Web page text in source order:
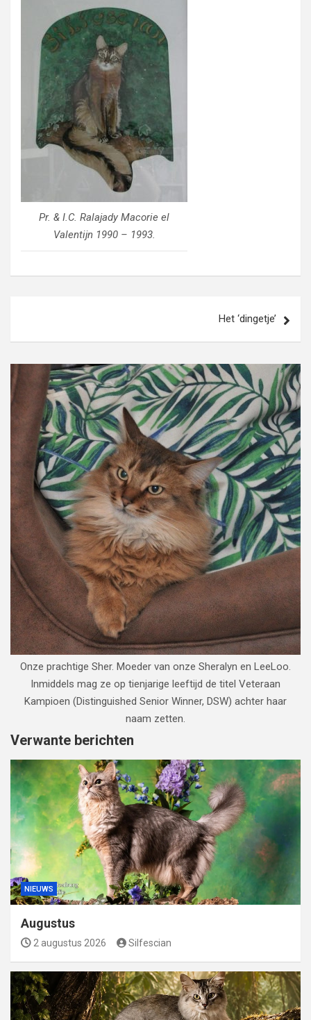
Pr. & I.C. Ralajady Macorie el
Valentijn 1990 – 1993.
Het ‘dingetje’
Onze prachtige Sher. Moeder van onze Sheralyn en LeeLoo.
Inmiddels mag ze op tienjarige leeftijd de titel Veteraan
Kampioen (Distinguished Senior Winner, DSW) achter haar
naam zetten.
Verwante berichten
NIEUWS
Augustus
2 augustus 2026 Silfescian